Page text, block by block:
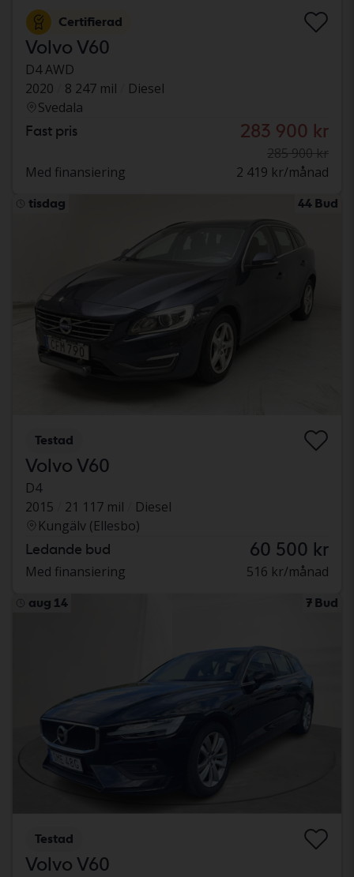
Certifierad
Volvo V60
D4 AWD
2020
8 247 mil
Diesel
Svedala
Fast pris 283 900 kr
285 900 kr
Med finansiering
2 419 kr/månad
tisdag 44 Bud
Testad
Volvo V60
D4
2015
21 117 mil
Diesel
Kungälv (Ellesbo)
Ledande bud 60 500 kr
Med finansiering 516 kr/månad
aug 14 7 Bud
Testad
Volvo V60